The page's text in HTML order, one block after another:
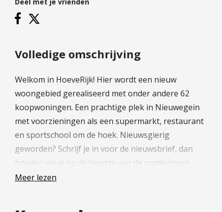
Starterslening
Duurzame hypotheek
Reviews
Contact
Leer ons kennen
Over Ons
Ons Team
FAQ
Volledige omschrijving
Welkom in HoeveRijk! Hier wordt een nieuw
woongebied gerealiseerd met onder andere 62
koopwoningen. Een prachtige plek in Nieuwegein
met voorzieningen als een supermarkt, restaurant
en sportschool om de hoek. Nieuwsgierig
geworden? Schrijf je in voor de nieuwsbrief, dan
houden wij je op de hoogte van de vorderingen.
(hoeverijk-nieuwegein.nl)
Meer lezen